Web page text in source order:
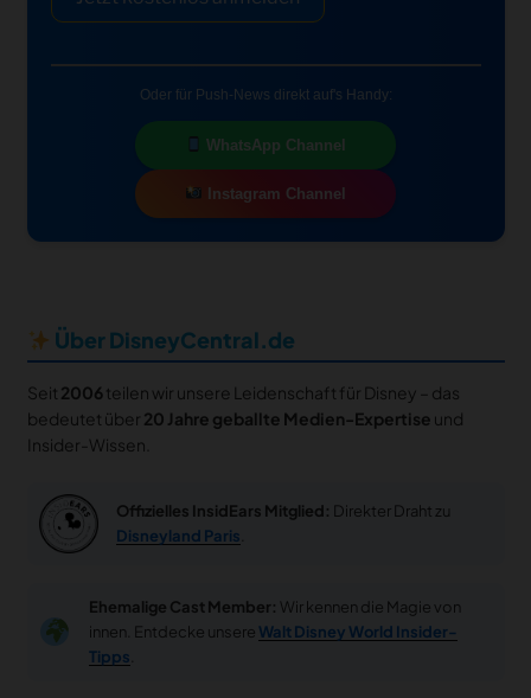
Oder für Push-News direkt auf's Handy:
WhatsApp Channel
Instagram Channel
Über DisneyCentral.de
Seit 2006teilen wir unsere Leidenschaft für Disney – das
bedeutet über 20 Jahre geballte Medien-Expertise und
Insider-Wissen.
Offizielles InsidEars Mitglied: Direkter Draht zu
Disneyland Paris
Ehemalige Cast Member: Wir kennen die Magie von
innen. Entdecke unsere Walt Disney World Insider-
Tipps